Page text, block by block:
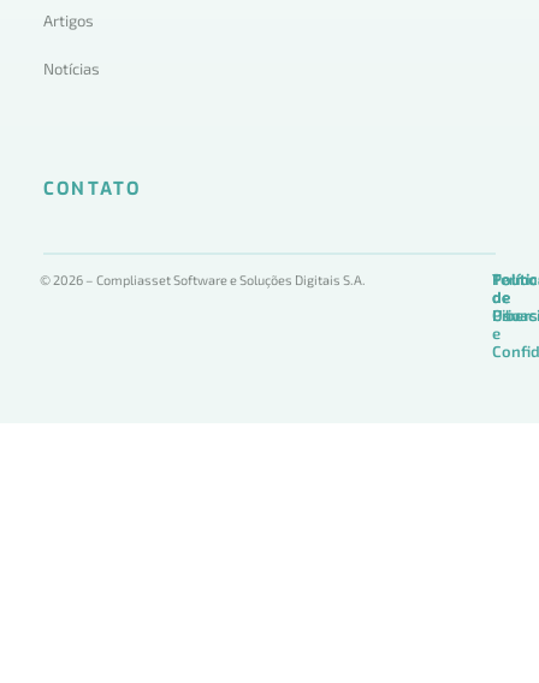
Artigos
Notícias
CONTATO
© 2026 – Compliasset Software e Soluções Digitais S.A.
de
Uso
de
de
e